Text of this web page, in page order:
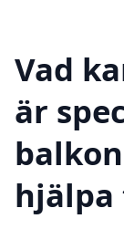
Vad
är
hjälpa